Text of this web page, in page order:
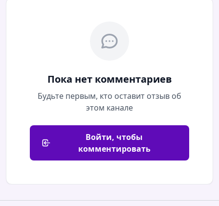
Пока нет комментариев
Будьте первым, кто оставит отзыв об
этом канале
Войти, чтобы
комментировать